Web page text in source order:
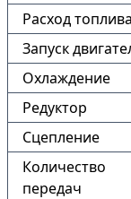
Расход топлива
Запуск
Охлаждение
Редуктор
Сцепление
Количество
передач